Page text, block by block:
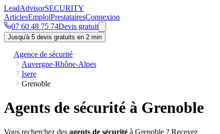
LeadAdvisorSECURITY
ArticlesEmploiPrestatairesConnexion
07 60 48 75 74Devis gratuit
Jusqu'à 5 devis gratuits en 2 min
Agence de sécurité
Auvergne-Rhône-Alpes
Isere
Grenoble
Agents de sécurité à Grenoble
Vous recherchez des agents de sécurité à Grenoble ? Recevez